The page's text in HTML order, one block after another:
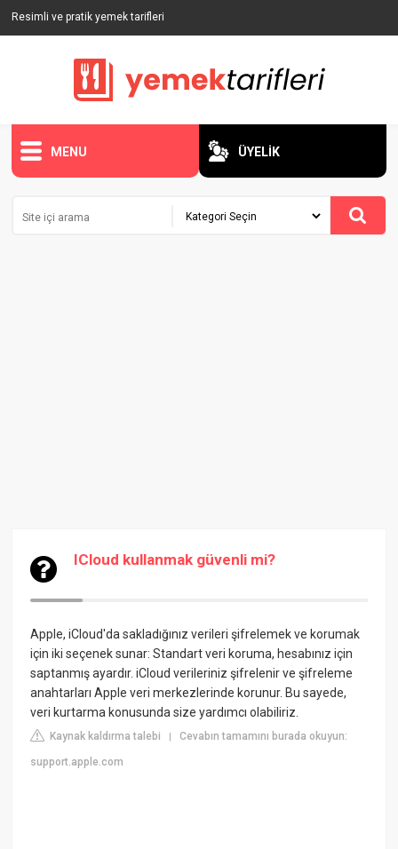
Resimli ve pratik yemek tarifleri
MENU ÜYELİK
ICloud kullanmak güvenli mi?
Apple, iCloud'da sakladığınız verileri şifrelemek ve korumak
için iki seçenek sunar: Standart veri koruma, hesabınız için
saptanmış ayardır. iCloud verileriniz şifrelenir ve şifreleme
anahtarları Apple veri merkezlerinde korunur. Bu sayede,
veri kurtarma konusunda size yardımcı olabiliriz.
Kaynak kaldırma talebi |Cevabın tamamını burada okuyun:
support.apple.com